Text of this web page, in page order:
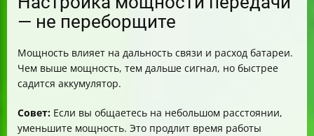
— не переборщите
Мощность влияет на дальность связи и расход батареи.
Чем выше мощность, тем дальше сигнал, но быстрее
садится аккумулятор.
Совет: Если вы общаетесь на небольшом расстоянии,
уменьшите мощность. Это продлит время работы